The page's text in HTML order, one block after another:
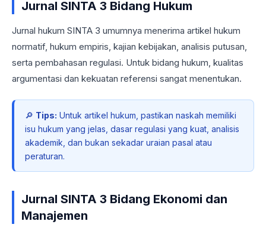
Jurnal SINTA 3 Bidang Hukum
Jurnal hukum SINTA 3 umumnya menerima artikel hukum
normatif, hukum empiris, kajian kebijakan, analisis putusan,
serta pembahasan regulasi. Untuk bidang hukum, kualitas
argumentasi dan kekuatan referensi sangat menentukan.
🔎 Tips: Untuk artikel hukum, pastikan naskah memiliki
isu hukum yang jelas, dasar regulasi yang kuat, analisis
akademik, dan bukan sekadar uraian pasal atau
peraturan.
Jurnal SINTA 3 Bidang Ekonomi dan
Manajemen